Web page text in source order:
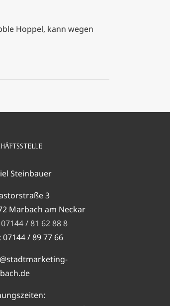
Hoppel, kann wegen
Steinbauer
3
Marbach am Neckar
07144 / 81 62 88 8
07144 / 89 77 66